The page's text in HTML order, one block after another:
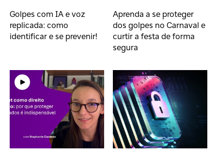
Golpes com IA e voz
replicada: como
identificar e se prevenir!
Aprenda a se proteger
dos golpes no Carnaval e
curtir a festa de forma
segura